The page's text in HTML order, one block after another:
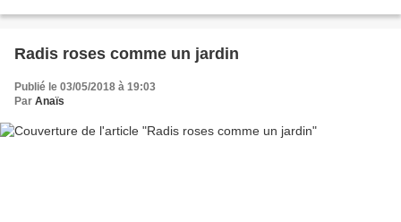
Radis roses comme un jardin
Publié le 03/05/2018 à 19:03
Par Anaïs